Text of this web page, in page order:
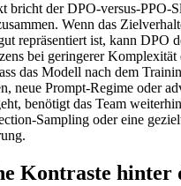
bricht der DPO-versus-PPO-
Wenn das
repräsentiert ist, kann DPO
bei geringerer Komplexität
das Modell nach dem
neue Prompt-Regime oder
benötigt das Team
Sampling oder eine
Kontraste hinter